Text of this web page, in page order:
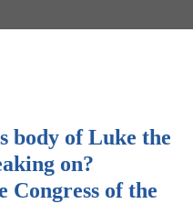
body of Luke the
on?
Congress of the